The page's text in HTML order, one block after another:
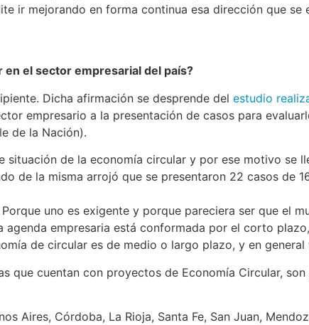
ir mejorando en forma continua esa dirección que
el sector empresarial del país?
Dicha afirmación se desprende del estudio
empresario a la presentación de casos para
de la Nación).
de la economía circular y por ese motivo se
de la misma arrojó que se presentaron 22 casos de
uno es exigente y porque pareciera ser que el
agenda empresaria está conformada por el corto
de circular es de medio o largo plazo, y en general
que cuentan con proyectos de Economía Circular,
Aires, Córdoba, La Rioja, Santa Fe, San Juan,